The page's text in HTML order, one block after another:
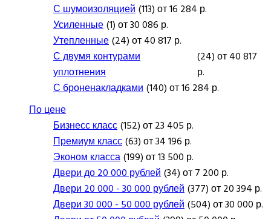
С шумоизоляцией(113) от 16 284 р.
Усиленные(1) от 30 086 р.
Утепленные(24) от 40 817 р.
С двумя контурами
уплотнения
(24) от 40 817
р.
С броненакладками(140) от 16 284 р.
По цене
Бизнесс класс(152) от 23 405 р.
Премиум класс(63) от 34 196 р.
Эконом класса(199) от 13 500 р.
Двери до 20 000 рублей(34) от 7 200 р.
Двери 20 000 - 30 000 рублей(377) от 20 394 р.
Двери 30 000 - 50 000 рублей(504) от 30 000 р.